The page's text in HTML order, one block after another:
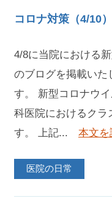
コロナ対策（4/10）
4/8に当院における
のブログを掲載いた
す。 新型コロナウ
科医院におけるクラ
す。 上記... 本文を
医院の日常